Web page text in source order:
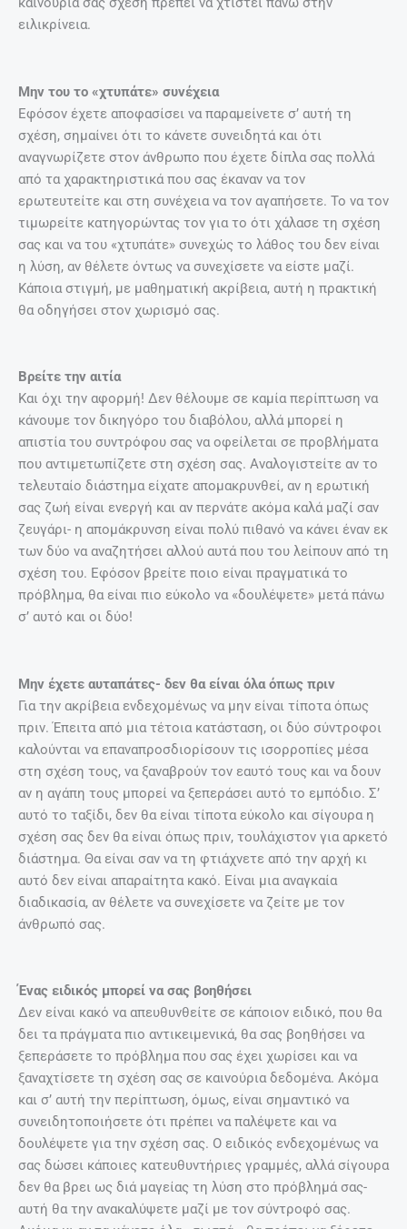
ειλικρίνεια.
Μην του το «χτυπάτε» συνέχεια
Εφόσον έχετε αποφασίσει να παραμείνετε σ’ αυτή τη
σχέση, σημαίνει ότι το κάνετε συνειδητά και ότι
αναγνωρίζετε στον άνθρωπο που έχετε δίπλα σας πολλά
από τα χαρακτηριστικά που σας έκαναν να τον
ερωτευτείτε και στη συνέχεια να τον αγαπήσετε. Το να τον
τιμωρείτε κατηγορώντας τον για το ότι χάλασε τη σχέση
σας και να του «χτυπάτε» συνεχώς το λάθος του δεν είναι
η λύση, αν θέλετε όντως να συνεχίσετε να είστε μαζί.
Κάποια στιγμή, με μαθηματική ακρίβεια, αυτή η πρακτική
θα οδηγήσει στον χωρισμό σας.
Βρείτε την αιτία
Και όχι την αφορμή! Δεν θέλουμε σε καμία περίπτωση να
κάνουμε τον δικηγόρο του διαβόλου, αλλά μπορεί η
απιστία του συντρόφου σας να οφείλεται σε προβλήματα
που αντιμετωπίζετε στη σχέση σας. Αναλογιστείτε αν το
τελευταίο διάστημα είχατε απομακρυνθεί, αν η ερωτική
σας ζωή είναι ενεργή και αν περνάτε ακόμα καλά μαζί σαν
ζευγάρι- η απομάκρυνση είναι πολύ πιθανό να κάνει έναν εκ
των δύο να αναζητήσει αλλού αυτά που του λείπουν από τη
σχέση του. Εφόσον βρείτε ποιο είναι πραγματικά το
πρόβλημα, θα είναι πιο εύκολο να «δουλέψετε» μετά πάνω
σ’ αυτό και οι δύο!
Μην έχετε αυταπάτες- δεν θα είναι όλα όπως πριν
Για την ακρίβεια ενδεχομένως να μην είναι τίποτα όπως
πριν. Έπειτα από μια τέτοια κατάσταση, οι δύο σύντροφοι
καλούνται να επαναπροσδιορίσουν τις ισορροπίες μέσα
στη σχέση τους, να ξαναβρούν τον εαυτό τους και να δουν
αν η αγάπη τους μπορεί να ξεπεράσει αυτό το εμπόδιο. Σ’
αυτό το ταξίδι, δεν θα είναι τίποτα εύκολο και σίγουρα η
σχέση σας δεν θα είναι όπως πριν, τουλάχιστον για αρκετό
διάστημα. Θα είναι σαν να τη φτιάχνετε από την αρχή κι
αυτό δεν είναι απαραίτητα κακό. Είναι μια αναγκαία
διαδικασία, αν θέλετε να συνεχίσετε να ζείτε με τον
άνθρωπό σας.
Ένας ειδικός μπορεί να σας βοηθήσει
Δεν είναι κακό να απευθυνθείτε σε κάποιον ειδικό, που θα
δει τα πράγματα πιο αντικειμενικά, θα σας βοηθήσει να
ξεπεράσετε το πρόβλημα που σας έχει χωρίσει και να
ξαναχτίσετε τη σχέση σας σε καινούρια δεδομένα. Ακόμα
και σ’ αυτή την περίπτωση, όμως, είναι σημαντικό να
συνειδητοποιήσετε ότι πρέπει να παλέψετε και να
δουλέψετε για την σχέση σας. Ο ειδικός ενδεχομένως να
σας δώσει κάποιες κατευθυντήριες γραμμές, αλλά σίγουρα
δεν θα βρει ως διά μαγείας τη λύση στο πρόβλημά σας-
αυτή θα την ανακαλύψετε μαζί με τον σύντροφό σας.